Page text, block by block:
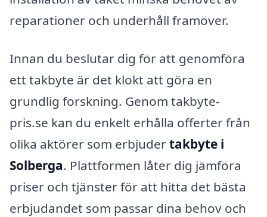
reparationer och underhåll framöver.
Innan du beslutar dig för att genomföra
ett takbyte är det klokt att göra en
grundlig forskning. Genom takbyte-
pris.se kan du enkelt erhålla offerter från
olika aktörer som erbjudertakbyte i
Solberga. Plattformen låter dig jämföra
priser och tjänster för att hitta det bästa
erbjudandet som passar dina behov och